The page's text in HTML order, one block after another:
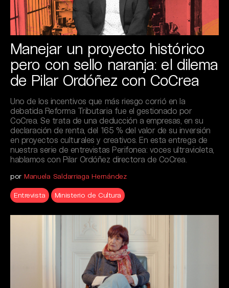
Manejar un proyecto histórico
pero con sello naranja: el dilema
de Pilar Ordóñez con CoCrea
Uno de los incentivos que más riesgo corrió en la
debatida Reforma Tributaria fue el gestionado por
CoCrea. Se trata de una deducción a empresas, en su
declaración de renta, del 165 % del valor de su inversión
en proyectos culturales y creativos. En esta entrega de
nuestra serie de entrevistas Perifonea: voces ultravioleta,
hablamos con Pilar Ordóñez directora de CoCrea.
por Manuela Saldarriaga Hernández
Entrevista Ministerio de Cultura